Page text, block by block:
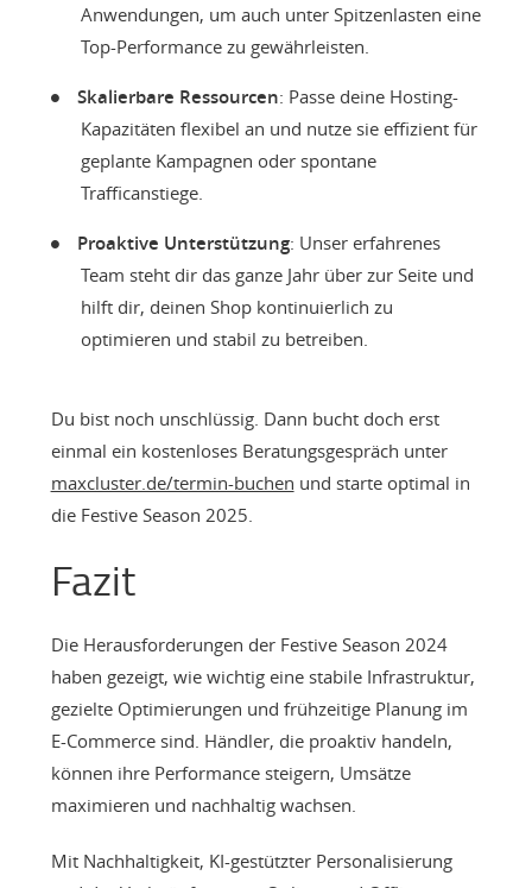
Anwendungen, um auch unter Spitzenlasten eine
Top-Performance zu gewährleisten.
Skalierbare Ressourcen: Passe deine Hosting-
Kapazitäten flexibel an und nutze sie effizient für
geplante Kampagnen oder spontane
Trafficanstiege.
Proaktive Unterstützung: Unser erfahrenes
Team steht dir das ganze Jahr über zur Seite und
hilft dir, deinen Shop kontinuierlich zu
optimieren und stabil zu betreiben.
Du bist noch unschlüssig. Dann bucht doch erst
einmal ein kostenloses Beratungsgespräch unter
maxcluster.de/termin-buchen und starte optimal in
die Festive Season 2025.
Fazit
Die Herausforderungen der Festive Season 2024
haben gezeigt, wie wichtig eine stabile Infrastruktur,
gezielte Optimierungen und frühzeitige Planung im
E-Commerce sind. Händler, die proaktiv handeln,
können ihre Performance steigern, Umsätze
maximieren und nachhaltig wachsen.
Mit Nachhaltigkeit, KI-gestützter Personalisierung